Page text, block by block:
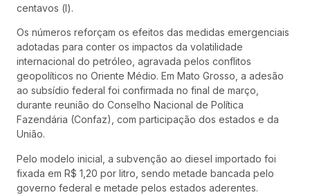
centavos (l).
Os números reforçam os efeitos das medidas emergenciais
adotadas para conter os impactos da volatilidade
internacional do petróleo, agravada pelos conflitos
geopolíticos no Oriente Médio. Em Mato Grosso, a adesão
ao subsídio federal foi confirmada no final de março,
durante reunião do Conselho Nacional de Política
Fazendária (Confaz), com participação dos estados e da
União.
Pelo modelo inicial, a subvenção ao diesel importado foi
fixada em R$ 1,20 por litro, sendo metade bancada pelo
governo federal e metade pelos estados aderentes.